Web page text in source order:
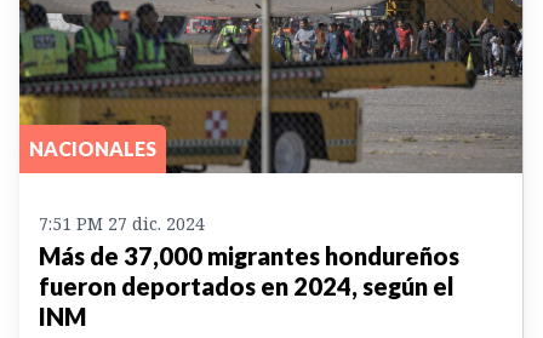
NACIONALES
7:51 PM 27 dic. 2024
Más de 37,000 migrantes hondureños
fueron deportados en 2024, según el
INM